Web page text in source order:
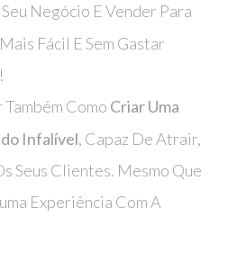
Negócio E Vender Para
Fácil E Sem Gastar
Como Criar Uma
Infalível, Capaz De Atrair,
Seus Clientes. Mesmo Que
Experiência Com A